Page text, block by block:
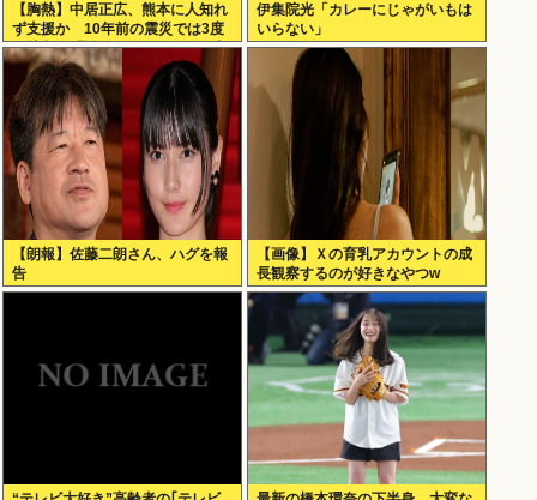
【胸熱】中居正広、熊本に人知れ
ず支援か 10年前の震災では3度
現地入り「誰にも知られなくて良
い」
伊集院光「カレーにじゃがいもは
いらない」
【朗報】佐藤二朗さん、ハグを報
告
【画像】Ｘの育乳アカウントの成
長観察するのが好きなやつw